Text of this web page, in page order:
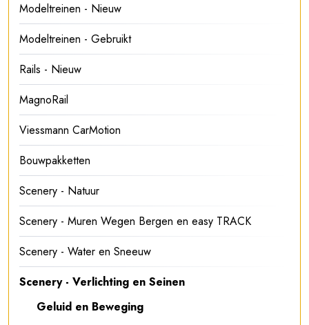
Modeltreinen - Nieuw
Modeltreinen - Gebruikt
Rails - Nieuw
MagnoRail
Viessmann CarMotion
Bouwpakketten
Scenery - Natuur
Scenery - Muren Wegen Bergen en easy TRACK
Scenery - Water en Sneeuw
Scenery - Verlichting en Seinen
Geluid en Beweging